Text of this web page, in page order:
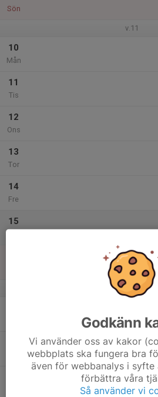
Sön
v.11
10
Mån
11
Tis
12
Ons
13
Tor
14
Fre
15
v.12
Godkänn
Vi använder oss av kakor
webbplats ska fungera bra
även för webbanalys i
förbättra våra
Så använder vi